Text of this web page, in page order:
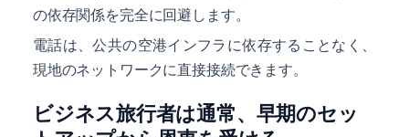
の依存関係を完全に回避します。
電話は、公共の空港インフラに依存することなく、
現地のネットワークに直接接続できます。
ビジネス旅行者は通常、早期のセッ